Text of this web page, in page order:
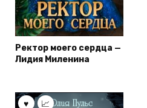
Ректор моего сердца —
Лидия Миленина